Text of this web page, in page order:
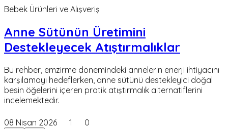
Bebek Ürünleri ve Alışveriş
Anne Sütünün Üretimini
Destekleyecek Atıştırmalıklar
Bu rehber, emzirme dönemindeki annelerin enerji ihtiyacını
karşılamayı hedeflerken, anne sütünü destekleyici doğal
besin öğelerini içeren pratik atıştırmalık alternatiflerini
incelemektedir.
08 Nisan 2026 1 0